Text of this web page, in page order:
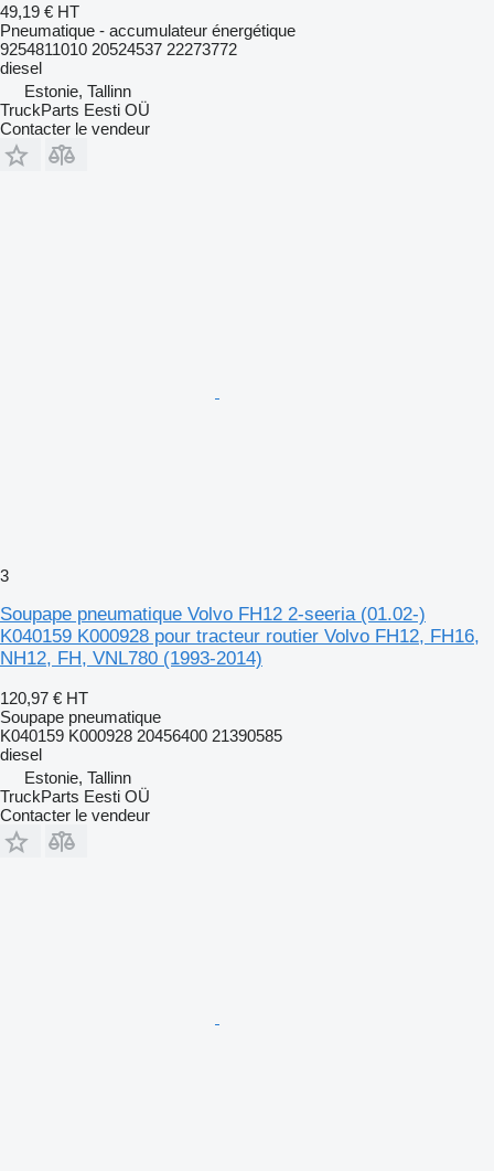
49,19 € HT
Pneumatique - accumulateur énergétique
9254811010 20524537 22273772
diesel
Estonie, Tallinn
TruckParts Eesti OÜ
Contacter le vendeur
3
Soupape pneumatique Volvo FH12 2-seeria (01.02-)
K040159 K000928 pour tracteur routier Volvo FH12, FH16,
NH12, FH, VNL780 (1993-2014)
120,97 € HT
Soupape pneumatique
K040159 K000928 20456400 21390585
diesel
Estonie, Tallinn
TruckParts Eesti OÜ
Contacter le vendeur